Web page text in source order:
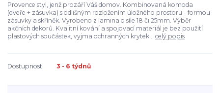
Provence styl, jenž prozáří Váš domov. Kombinovaná komoda
(dveře + zásuvka) s odlišným rozložením úložného prostoru - formou
zásuvky a skříněk. Vyrobeno z lamina o síle 18 či 25mm. Výběr
akčních dekorů. Kvalitní kování a spojovací materiál je bez použití
plastových součástek, vyjma ochranných krytek... celý popis
Dostupnost 3 - 6 týdnů